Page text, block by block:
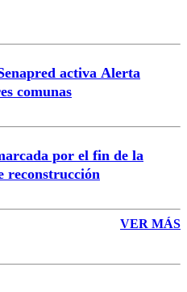
activa Alerta
comunas
por el fin de la
reconstrucción
VER MÁS